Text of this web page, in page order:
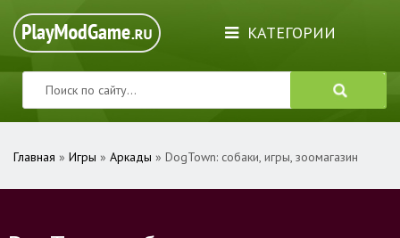
КАТЕГОРИИ
Главная » Игры » Аркады » DogTown: собаки, игры, зоомагазин